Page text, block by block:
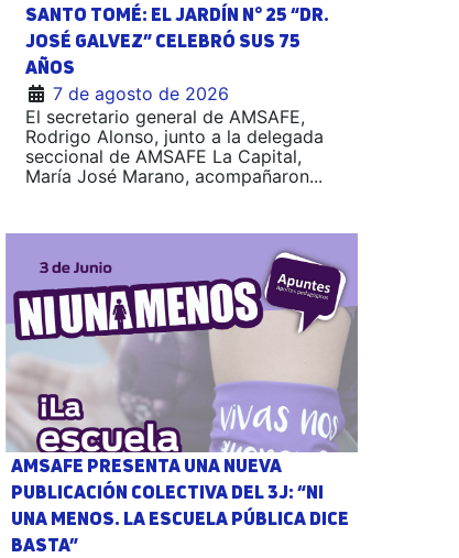
SANTO TOMÉ: EL JARDÍN N° 25 “DR.
JOSÉ GALVEZ” CELEBRÓ SUS 75
AÑOS
7 de agosto de 2026
El secretario general de AMSAFE,
Rodrigo Alonso, junto a la delegada
seccional de AMSAFE La Capital,
María José Marano, acompañaron...
AMSAFE PRESENTA UNA NUEVA
PUBLICACIÓN COLECTIVA DEL 3J: “NI
UNA MENOS. LA ESCUELA PÚBLICA DICE
BASTA”